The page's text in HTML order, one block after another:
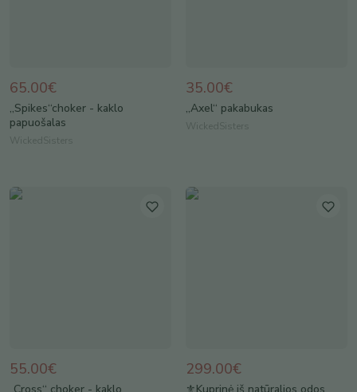
65.00€
„Spikes“choker - kaklo
papuošalas
WickedSisters
35.00€
„Axel“ pakabukas
WickedSisters
55.00€ 299.00€